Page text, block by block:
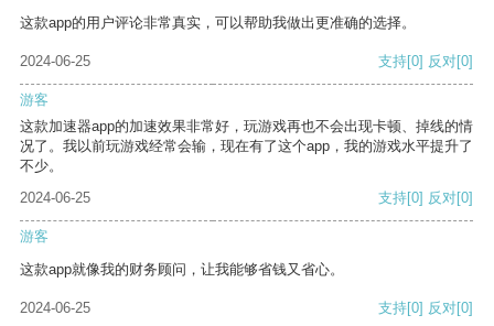
这款app的用户评论非常真实，可以帮助我做出更准确的选择。
2024-06-25 支持[0] 反对[0]
游客
这款加速器app的加速效果非常好，玩游戏再也不会出现卡顿、掉线的情
况了。我以前玩游戏经常会输，现在有了这个app，我的游戏水平提升了
不少。
2024-06-25
支持[0] 反对[0]
游客
这款app就像我的财务顾问，让我能够省钱又省心。
2024-06-25 支持[0] 反对[0]